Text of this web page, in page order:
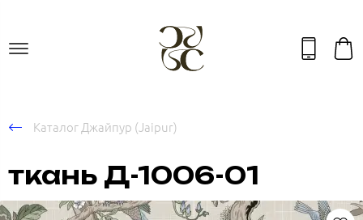
Каталог Джайпур (Jaipur)
ткань Д-1006-01